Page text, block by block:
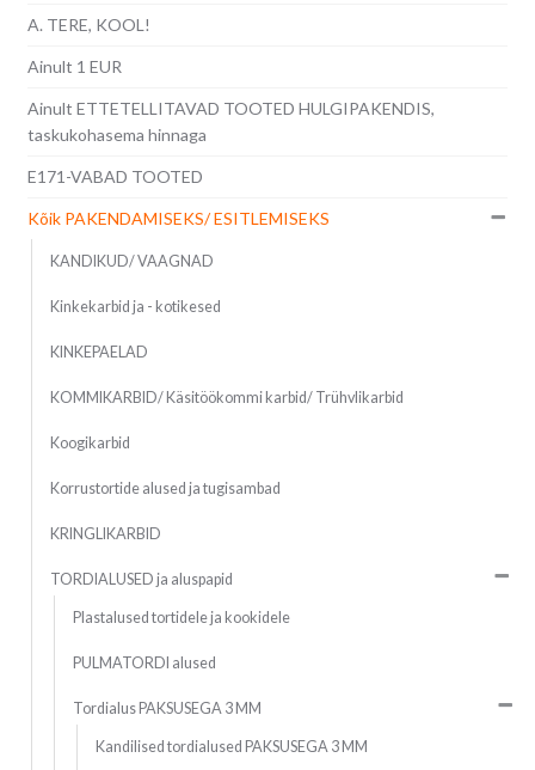
A. TERE, KOOL!
Ainult 1 EUR
Ainult ETTETELLITAVAD TOOTED HULGIPAKENDIS,
taskukohasema hinnaga
E171-VABAD TOOTED
Kõik PAKENDAMISEKS/ ESITLEMISEKS
KANDIKUD/ VAAGNAD
Kinkekarbid ja - kotikesed
KINKEPAELAD
KOMMIKARBID/ Käsitöökommi karbid/ Trühvlikarbid
Koogikarbid
Korrustortide alused ja tugisambad
KRINGLIKARBID
TORDIALUSED ja aluspapid
Plastalused tortidele ja kookidele
PULMATORDI alused
Tordialus PAKSUSEGA 3 MM
Kandilised tordialused PAKSUSEGA 3 MM